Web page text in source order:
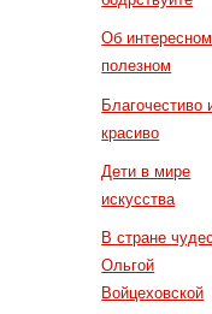
Об
полезном
Благочестиво
красиво
Дети в мире
искусства
В стране
Ольгой
Войцеховской